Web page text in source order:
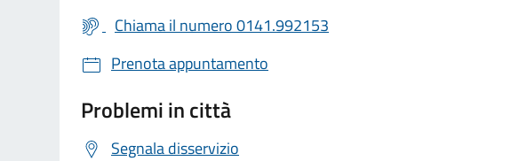
Chiama il numero 0141.992153
Prenota appuntamento
Problemi in città
Segnala disservizio